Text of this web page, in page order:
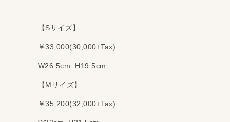
【Sサイズ】
￥33,000(30,000+Tax)
W26.5cm H19.5cm
【Mサイズ】
￥35,200(32,000+Tax)